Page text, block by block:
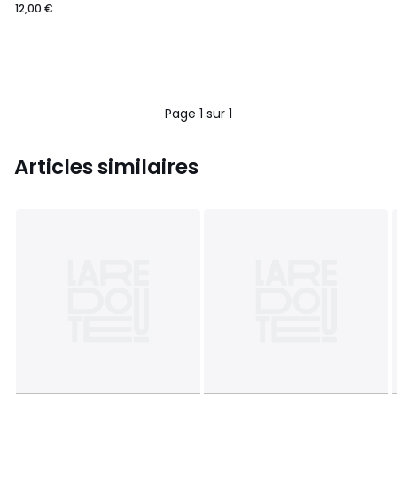
12,00 €
Page 1 sur 1
Articles similaires